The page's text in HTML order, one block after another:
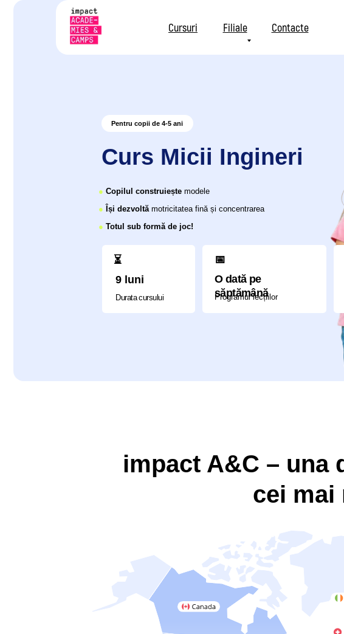
Cursuri Filiale Contacte
Totul sub formă de joc!
Își dezvoltă motricitatea fină și concentrarea
Durata cursului
⏳
Programul lecțiilor
📅
O dată pe
săptămână
Durata
1.5 ora
impact A&C – una
cei mai